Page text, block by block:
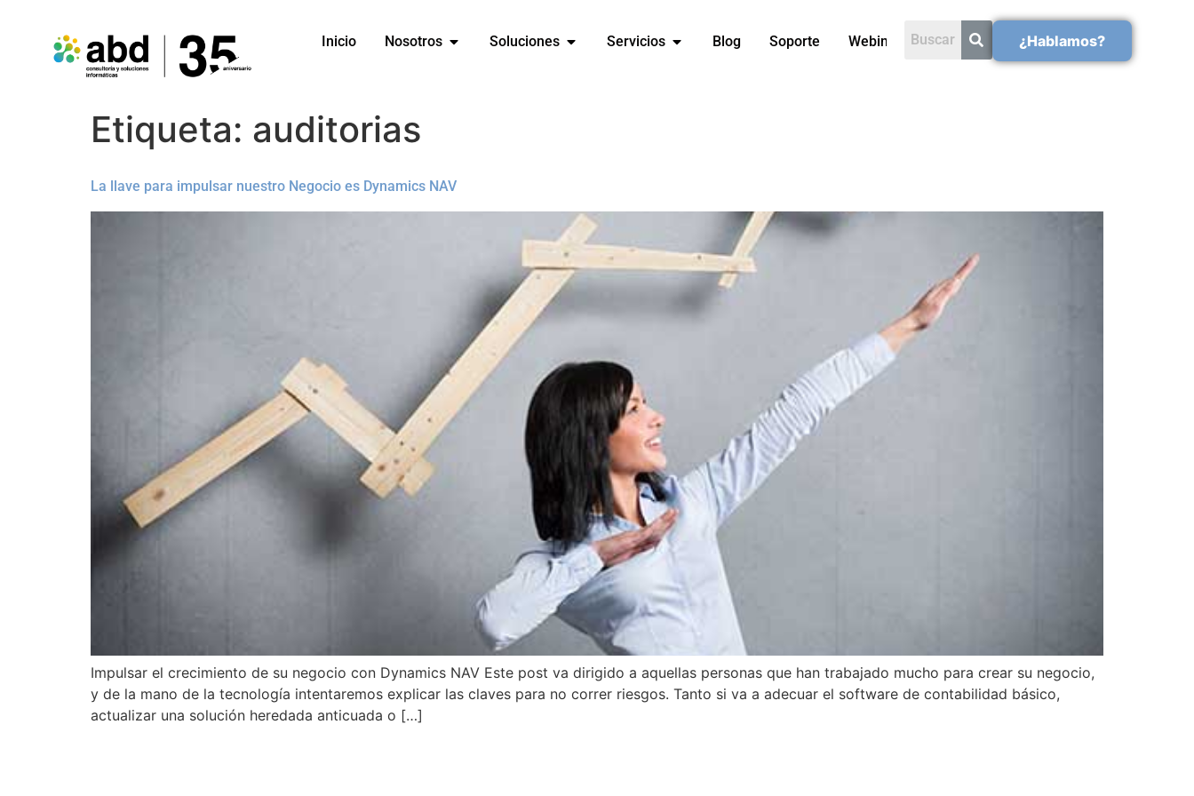
Inicio Nosotros Soluciones Servicios Blog Soporte Webinars ¿Hablamos?
Etiqueta: auditorias
La llave para impulsar nuestro Negocio es Dynamics NAV
Impulsar el crecimiento de su negocio con Dynamics NAV Este post va dirigido a aquellas personas que han trabajado mucho para crear su negocio,
y de la mano de la tecnología intentaremos explicar las claves para no correr riesgos. Tanto si va a adecuar el software de contabilidad básico,
actualizar una solución heredada anticuada o […]